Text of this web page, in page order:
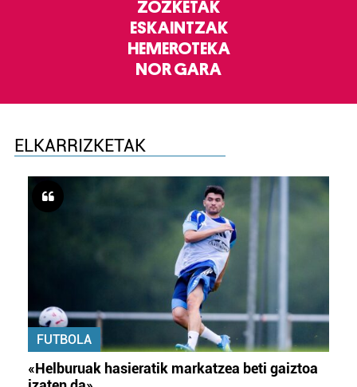
ZOZKETAK
ESKAINTZAK
HEMEROTEKA
NOR GARA
ELKARRIZKETAK
FUTBOLA
«Helburuak hasieratik markatzea beti gaiztoa